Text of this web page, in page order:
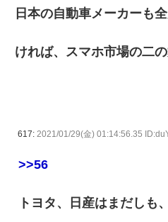
日本の自動車メーカーも
ければ、スマホ市場の二の
617: 2021/01/29(金) 01:14:56.35
>>56
トヨタ、日産はまだしも